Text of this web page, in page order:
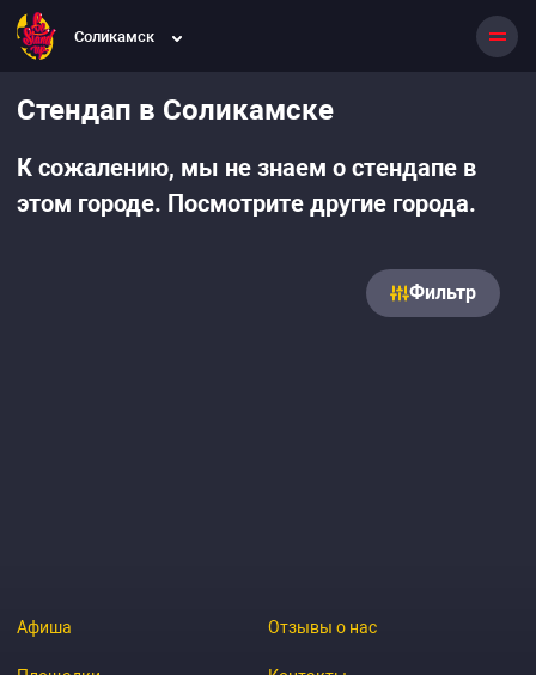
Соликамск
Стендап в Соликамске
Фильтр
К сожалению, мы не знаем о стендапе в
этом городе. Посмотрите другие города.
Афиша Отзывы о нас